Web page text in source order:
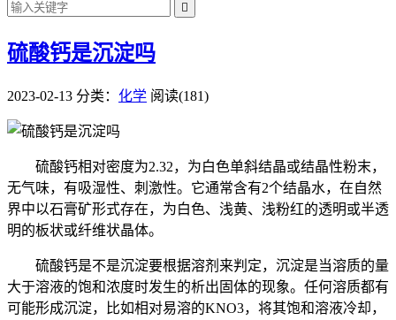

硫酸钙是沉淀吗
2023-02-13 分类： 化学 阅读(181)
硫酸钙相对密度为2.32，为白色单斜结晶或结晶性粉末，
无气味，有吸湿性、刺激性。它通常含有2个结晶水，在自然
界中以石膏矿形式存在，为白色、浅黄、浅粉红的透明或半透
明的板状或纤维状晶体。
硫酸钙是不是沉淀要根据溶剂来判定，沉淀是当溶质的量
大于溶液的饱和浓度时发生的析出固体的现象。任何溶质都有
可能形成沉淀，比如相对易溶的KNO3，将其饱和溶液冷却，